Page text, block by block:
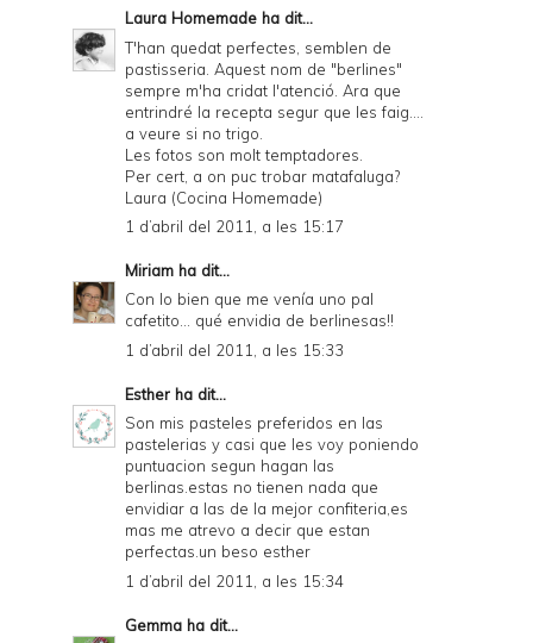
Laura Homemade ha dit...
T'han quedat perfectes, semblen de
pastisseria. Aquest nom de "berlines"
sempre m'ha cridat l'atenció. Ara que
entrindré la recepta segur que les faig....
a veure si no trigo.
Les fotos son molt temptadores.
Per cert, a on puc trobar matafaluga?
Laura (Cocina Homemade)
1 d’abril del 2011, a les 15:17
Miriam ha dit...
Con lo bien que me venía uno pal
cafetito... qué envidia de berlinesas!!
1 d’abril del 2011, a les 15:33
Esther ha dit...
Son mis pasteles preferidos en las
pastelerias y casi que les voy poniendo
puntuacion segun hagan las
berlinas.estas no tienen nada que
envidiar a las de la mejor confiteria,es
mas me atrevo a decir que estan
perfectas.un beso esther
1 d’abril del 2011, a les 15:34
Gemma ha dit...